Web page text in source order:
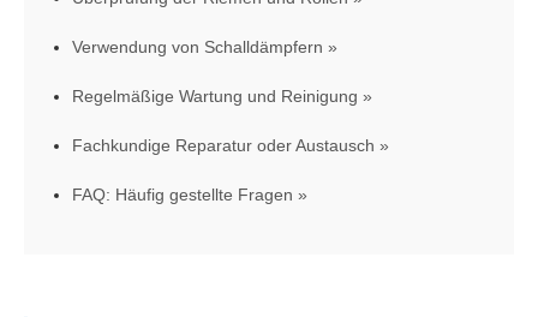
Verwendung von Schalldämpfern
Regelmäßige Wartung und Reinigung
Fachkundige Reparatur oder Austausch
FAQ: Häufig gestellte Fragen